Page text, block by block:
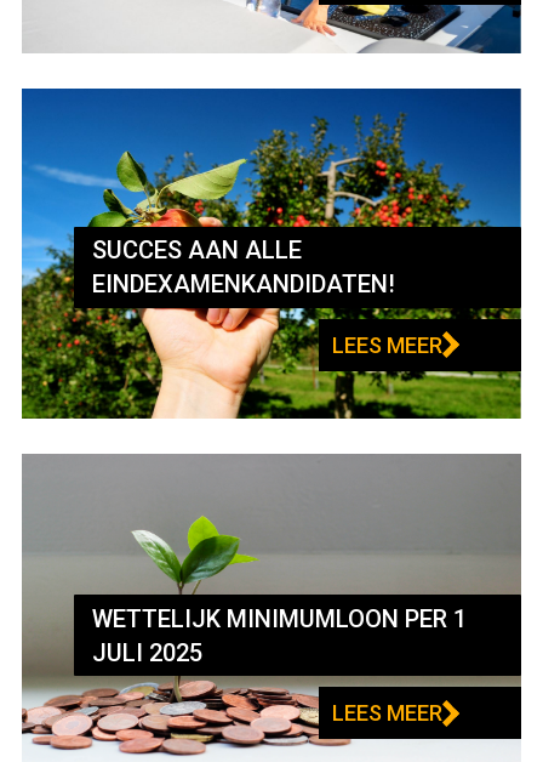
SUCCES AAN ALLE
EINDEXAMENKANDIDATEN!
LEES MEER
WETTELIJK MINIMUMLOON PER 1
JULI 2025
LEES MEER